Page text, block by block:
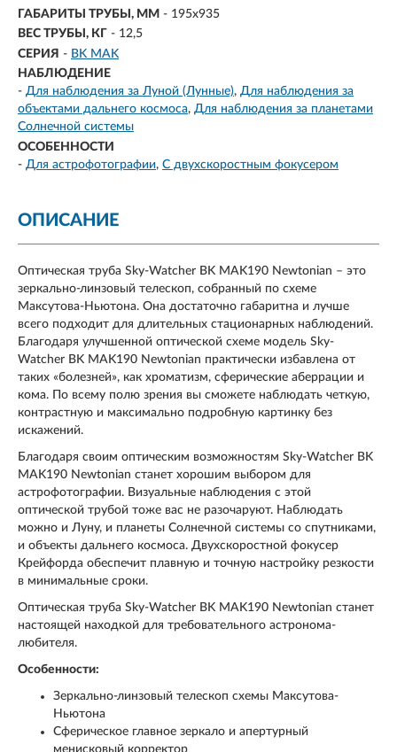
ГАБАРИТЫ ТРУБЫ, ММ - 195х935
ВЕС ТРУБЫ, КГ - 12,5
СЕРИЯ - BK MAK
НАБЛЮДЕНИЕ
- Для наблюдения за Луной (Лунные) Для наблюдения за
объектами дальнего космоса Для наблюдения за планетами
Солнечной системы
ОСОБЕННОСТИ
- Для астрофотографии С двухскоростным фокусером
ОПИСАНИЕ
Оптическая труба Sky-Watcher BK MAK190 Newtonian – это
зеркально-линзовый телескоп, собранный по схеме
Максутова-Ньютона. Она достаточно габаритна и лучше
всего подходит для длительных стационарных наблюдений.
Благодаря улучшенной оптической схеме модель Sky-
Watcher BK MAK190 Newtonian практически избавлена от
таких «болезней», как хроматизм, сферические аберрации и
кома. По всему полю зрения вы сможете наблюдать четкую,
контрастную и максимально подробную картинку без
искажений.
Благодаря своим оптическим возможностям Sky-Watcher BK
MAK190 Newtonian станет хорошим выбором для
астрофотографии. Визуальные наблюдения с этой
оптической трубой тоже вас не разочаруют. Наблюдать
можно и Луну, и планеты Солнечной системы со спутниками,
и объекты дальнего космоса. Двухскоростной фокусер
Крейфорда обеспечит плавную и точную настройку резкости
в минимальные сроки.
Оптическая труба Sky-Watcher BK MAK190 Newtonian станет
настоящей находкой для требовательного астронома-
любителя.
Особенности:
Зеркально-линзовый телескоп схемы Максутова-
Ньютона
Сферическое главное зеркало и апертурный
менисковый корректор